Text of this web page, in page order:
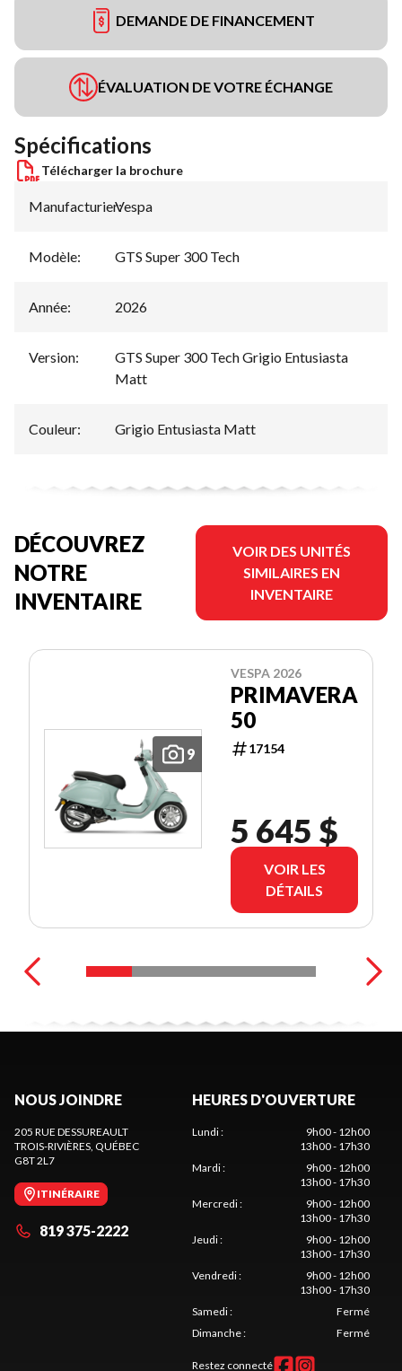
DEMANDE DE FINANCEMENT
ÉVALUATION DE VOTRE ÉCHANGE
Spécifications
Télécharger la brochure
Manufacturier:
Vespa
Modèle: GTS Super 300 Tech
Année: 2026
Version:
GTS Super 300 Tech Grigio Entusiasta
Matt
Couleur: Grigio Entusiasta Matt
DÉCOUVREZ
NOTRE
INVENTAIRE
VOIR DES UNITÉS
SIMILAIRES EN
INVENTAIRE
9
VESPA 2026
PRIMAVERA
50
17154
5 645 $
VOIR LES
DÉTAILS
NOUS JOINDRE
205 RUE DESSUREAULT
TROIS-RIVIÈRES , QUÉBEC
G8T 2L7
ITINÉRAIRE
819 375-2222
HEURES D'OUVERTURE
Lundi:
9h00 - 12h00
13h00 - 17h30
Mardi:
9h00 - 12h00
13h00 - 17h30
Mercredi:
9h00 - 12h00
13h00 - 17h30
Jeudi:
9h00 - 12h00
13h00 - 17h30
Vendredi:
9h00 - 12h00
13h00 - 17h30
Samedi:
Fermé
Dimanche: Fermé
Restez connecté